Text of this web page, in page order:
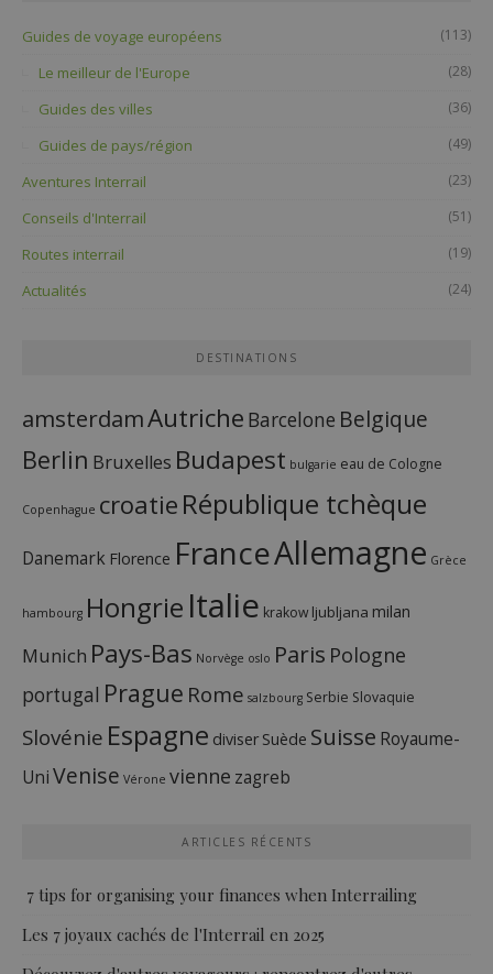
Guides de voyage européens (113)
Le meilleur de l'Europe (28)
Guides des villes (36)
Guides de pays/région (49)
Aventures Interrail (23)
Conseils d'Interrail (51)
Routes interrail (19)
Actualités (24)
DESTINATIONS
amsterdamAutriche Barcelone Belgique
Berlin Bruxelles Budapest bulgarie eau de Cologne
Copenhague croatie République tchèque
Danemark Florence FranceAllemagne Grèce
hambourg Hongrie Italie krakow ljubljana milan
Munich Pays-Bas Norvège oslo Paris Pologne
portugal Prague Rome salzbourg Serbie Slovaquie
Slovénie Espagne diviser Suède Suisse Royaume-
UniVenise Vérone vienne zagreb
ARTICLES RÉCENTS
7 tips for organising your finances when Interrailing
Les 7 joyaux cachés de l'Interrail en 2025